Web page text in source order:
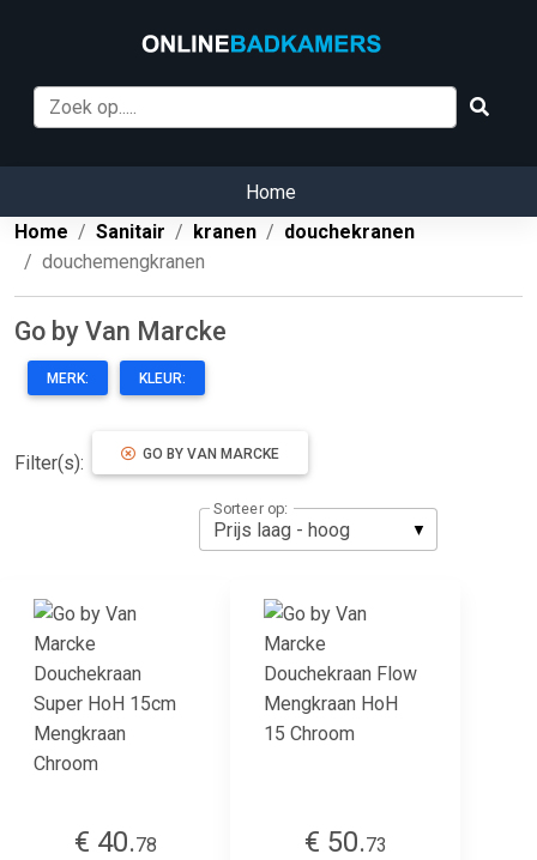
Home
Home
Sanitair kranen
douchekranen
douchemengkranen
Go by Van Marcke
MERK: KLEUR:
Filter(s): GO BY VAN MARCKE
Sorteer op:
€ 40.78
€ 50.73